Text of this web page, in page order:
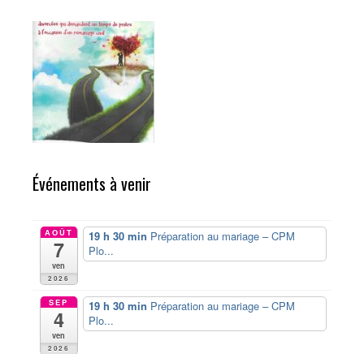
Événements à venir
AOÛT
7
ven
2026
19 h 30 min Préparation au mariage – CPM
Plo...
SEP
4
ven
2026
19 h 30 min Préparation au mariage – CPM
Plo...